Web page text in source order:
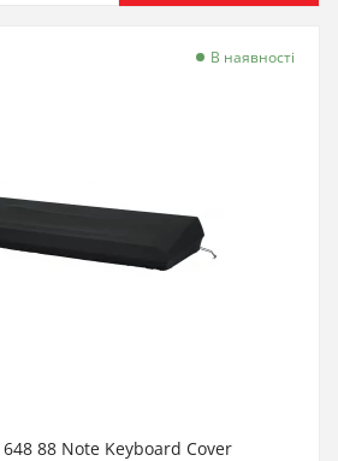
В наявності
88 Note Keyboard Cover